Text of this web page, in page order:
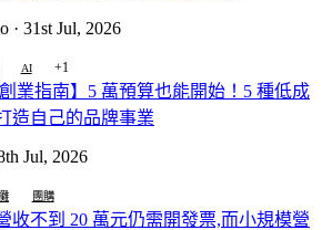
· 31st Jul, 2026
AI +1
創業指南】5 萬預算也能開始！5 種低成
造自己的品牌事業
Jul, 2026
團購
收不到 20 萬元仍需開發票,而小規模營